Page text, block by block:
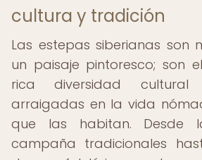
cultura y tradición
Las estepas siberianas son
un paisaje pintoresco; son
rica diversidad cultural
arraigadas en la vida
que las habitan. Desde
campaña tradicionales